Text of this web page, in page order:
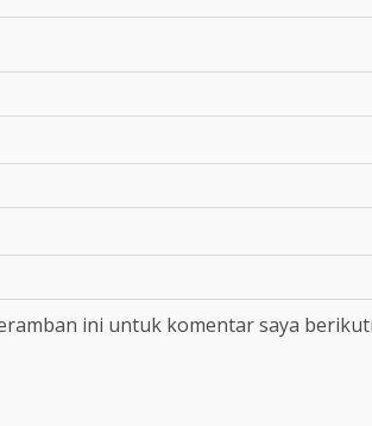
ini untuk komentar saya